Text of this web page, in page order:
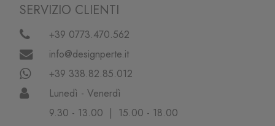
SERVIZIO CLIENTI
+39 0773.470.562
info@designperte.it
+39 338.82.85.012
Lunedì - Venerdì
9.30 - 13.00 | 15.00 - 18.00